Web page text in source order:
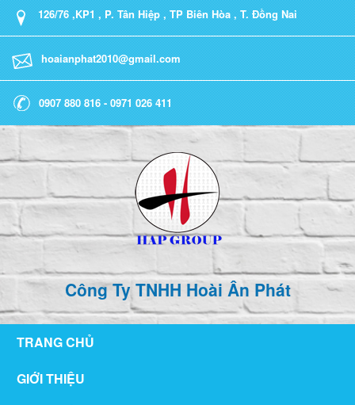
126/76 ,KP1 , P. Tân Hiệp , TP Biên Hòa , T. Đồng Nai
hoaianphat2010@gmail.com
0907 880 816 - 0971 026 411
Công Ty TNHH Hoài Ân Phát
TRANG CHỦ
GIỚI THIỆU